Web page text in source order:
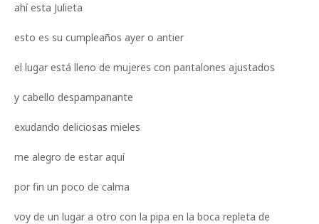
ahí esta Julieta
esto es su cumpleaños ayer o antier
el lugar está lleno de mujeres con pantalones ajustados
y cabello despampanante
exudando deliciosas mieles
me alegro de estar aquí
por fin un poco de calma
voy de un lugar a otro con la pipa en la boca repleta de